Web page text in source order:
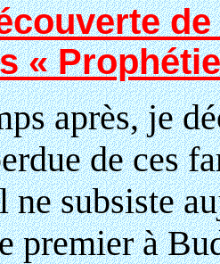
«
après, je
de ces
ne subsiste
premier à